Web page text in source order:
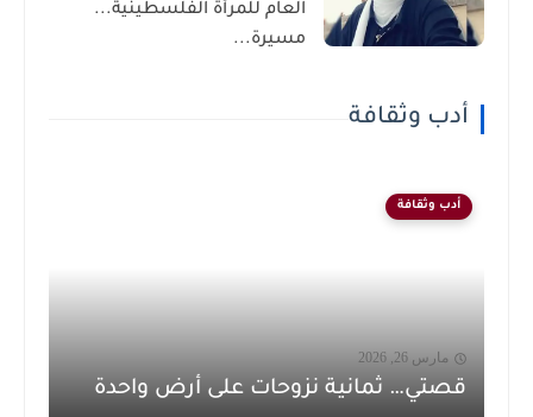
العام للمرأة الفلسطينية...
مسيرة...
أدب وثقافة
أدب وثقافة
مارس 26, 2026
قصتي… ثمانية نزوحات على أرض واحدة